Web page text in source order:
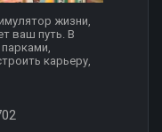
жизни,
ваш путь. В
карьеру,